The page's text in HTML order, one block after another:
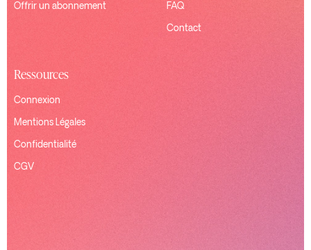
Offrir un abonnement
FAQ
Contact
Ressources
Connexion
Mentions Légales
Confidentialité
CGV